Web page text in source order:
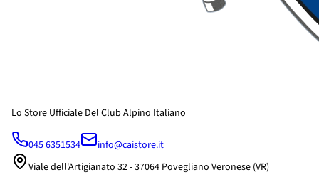
Lo Store Ufficiale Del Club Alpino Italiano
045 6351534
info@caistore.it
Viale dell'Artigianato 32 - 37064 Povegliano Veronese (VR)